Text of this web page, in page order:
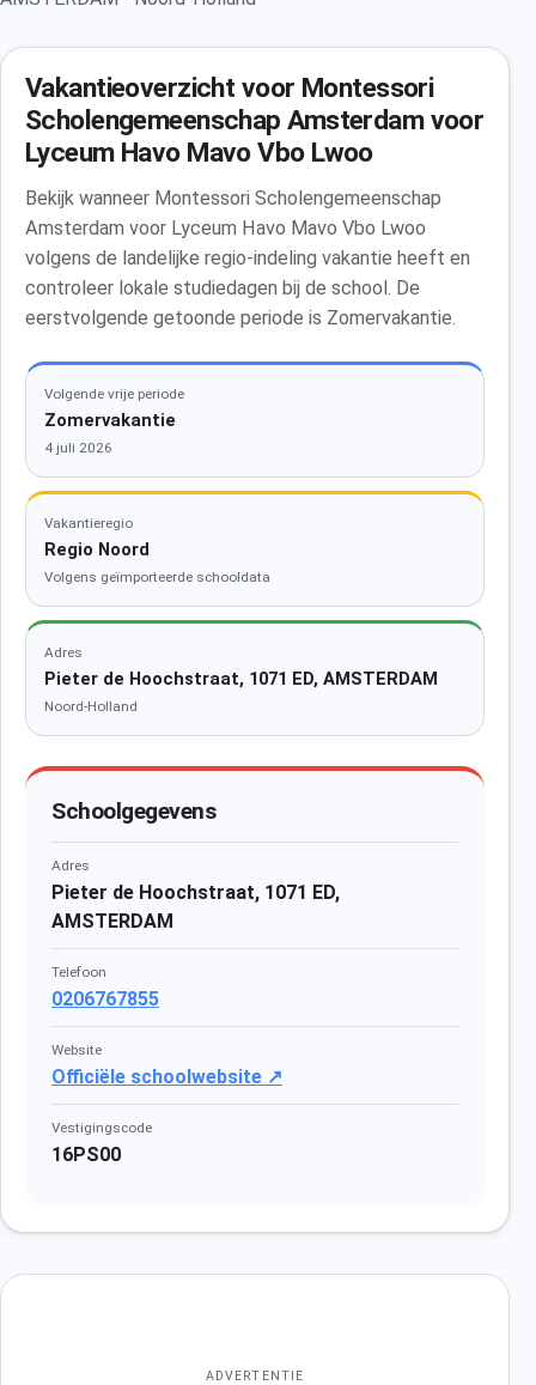
Vakantieoverzicht voor Montessori
Scholengemeenschap Amsterdam voor
Lyceum Havo Mavo Vbo Lwoo
Bekijk wanneer Montessori Scholengemeenschap
Amsterdam voor Lyceum Havo Mavo Vbo Lwoo
volgens de landelijke regio-indeling vakantie heeft en
controleer lokale studiedagen bij de school. De
eerstvolgende getoonde periode is Zomervakantie.
Volgende vrije periode
Zomervakantie
4 juli 2026
Vakantieregio
Regio Noord
Volgens geïmporteerde schooldata
Adres
Pieter de Hoochstraat, 1071 ED, AMSTERDAM
Noord-Holland
Schoolgegevens
Adres
Pieter de Hoochstraat, 1071 ED,
AMSTERDAM
Telefoon
0206767855
Website
Officiële schoolwebsite ↗
Vestigingscode
16PS00
ADVERTENTIE